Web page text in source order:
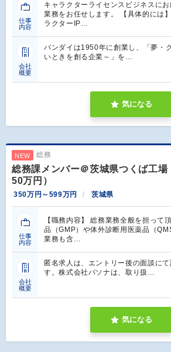
仕事
内容
キャラクターライセンスビジネスに
業務をお任せします。 【具体的には
ラクターIP…
会社
概要
バンダイは1950年に創業し、「夢・
いときを創る企業～」を…
気になる
NEW 総務
総務課メンバー＠茨城県つくば工
50万円）
350万円～599万円 茨城県
仕事
内容
【職務内容】 総務業務全般を担って
品（GMP）や体外診断用医薬品（
業務も含…
会社
概要
匿名求人は、エントリー後の面談に
す。株式会社パソナは、取り扱…
気になる